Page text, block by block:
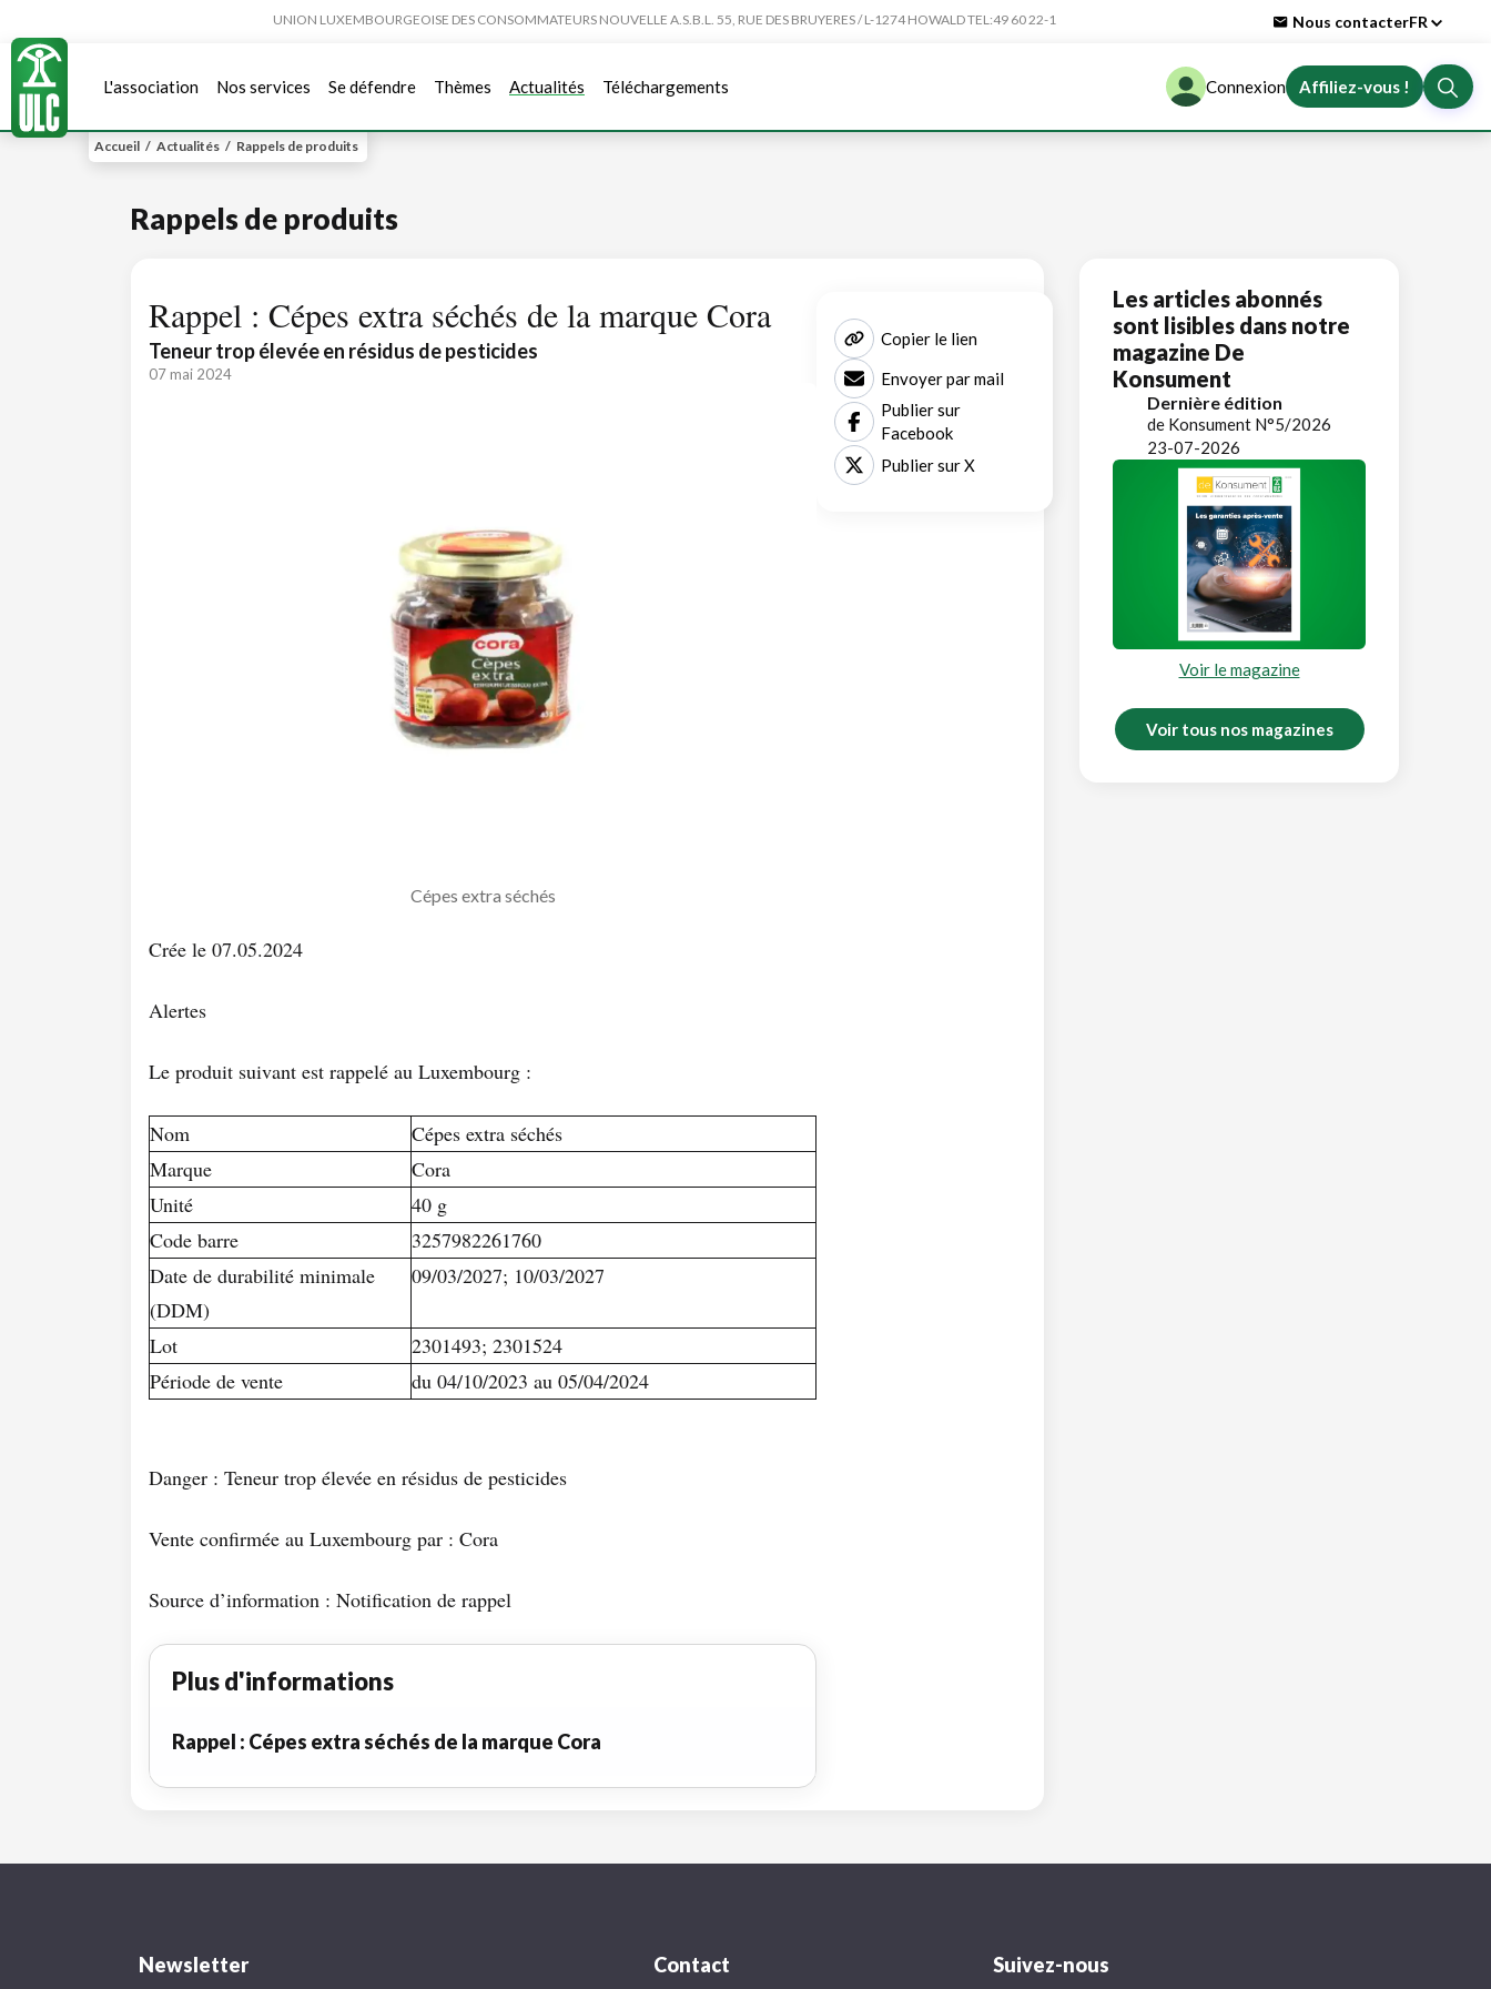
UNION LUXEMBOURGEOISE DES CONSOMMATEURS NOUVELLE A.S.B.L. 55, RUE DES BRUYERES / L-1274 HOWALD TEL:49 60 22-1 Nous contacterFR
L'association Nos services Se défendre Thèmes Actualités Téléchargements Connexion Affiliez-vous !
Accueil / Actualités / Rappels de produits
Rappels de produits
Rappel : Cépes extra séchés de la marque Cora
Teneur trop élevée en résidus de pesticides
07 mai 2024
Cépes extra séchés
Crée le 07.05.2024
Alertes
Le produit suivant est rappelé au Luxembourg :
Nom
Cépes extra séchés
Marque
Cora
Unité
40 g
Code barre
3257982261760
Date de durabilité minimale
(DDM)
09/03/2027; 10/03/2027
Lot
2301493; 2301524
Période de vente
du 04/10/2023 au 05/04/2024
Danger : Teneur trop élevée en résidus de pesticides
Vente confirmée au Luxembourg par : Cora
Source d’information : Notification de rappel
Plus d'informations
Rappel : Cépes extra séchés de la marque Cora
Copier le lien
Envoyer par mail
Publier sur
Facebook
Publier sur X
Les articles abonnés
sont lisibles dans notre
magazine De
Konsument
Dernière édition
de Konsument N°5/2026
23-07-2026
Voir le magazine
Voir tous nos magazines
Newsletter Contact Suivez-nous